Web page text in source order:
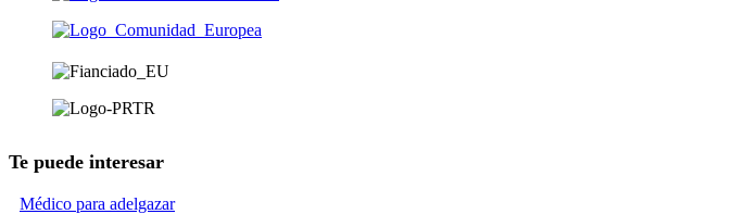
Te puede interesar
Médico para adelgazar